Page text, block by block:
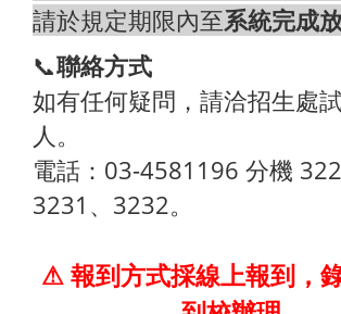
請於規定期限內至系統完成
📞聯絡方式
如有任何疑問，請洽招生處
人。
電話：03-4581196 分機
3231、3232。
⚠ 報到方式採線上報到，